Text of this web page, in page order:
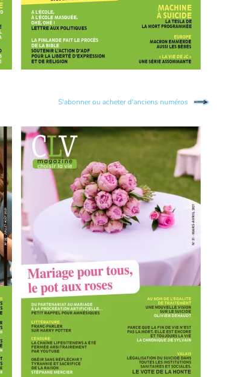
S'abonner ou acheter d'anciens numéros